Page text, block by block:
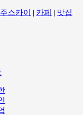
스카이 | 카페 | 맛집 |